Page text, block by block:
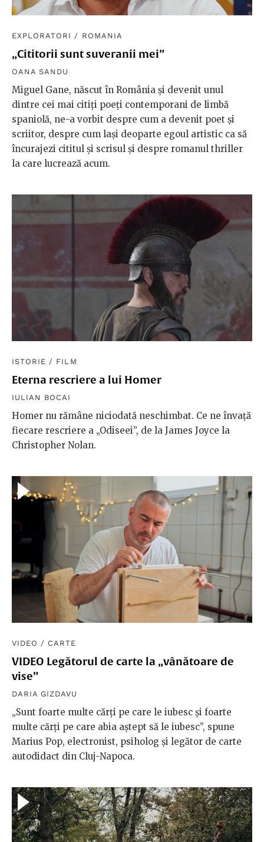
EXPLORATORI / ROMANIA
„Cititorii sunt suveranii mei”
OANA SANDU
Miguel Gane, născut în România și devenit unul
dintre cei mai citiți poeți contemporani de limbă
spaniolă, ne-a vorbit despre cum a devenit poet și
scriitor, despre cum lași deoparte egoul artistic ca să
încurajezi cititul și scrisul și despre romanul thriller
la care lucrează acum.
ISTORIE / FILM
Eterna rescriere a lui Homer
IULIAN BOCAI
Homer nu rămâne niciodată neschimbat. Ce ne învață
fiecare rescriere a „Odiseei”, de la James Joyce la
Christopher Nolan.
VIDEO / CARTE
VIDEO Legătorul de carte la „vânătoare de
vise”
DARIA GIZDAVU
„Sunt foarte multe cărți pe care le iubesc și foarte
multe cărți pe care abia aștept să le iubesc”, spune
Marius Pop, electronist, psiholog și legător de carte
autodidact din Cluj-Napoca.